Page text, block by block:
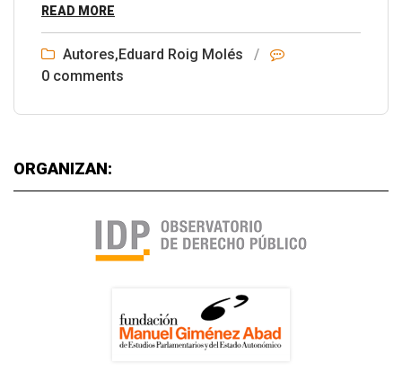
READ MORE
Autores,Eduard Roig Molés
/
0 comments
ORGANIZAN: